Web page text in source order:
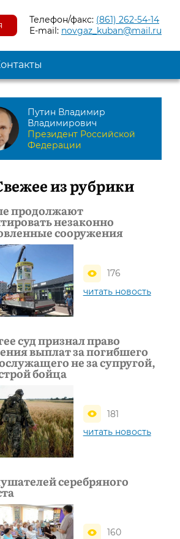
Телефон/факс: (861) 262-54-14
E-mail: novgaz_kuban@mail.ru
Путин Владимир
Владимирович
Президент Российской
Федерации
из рубрики
продолжают
незаконно
сооружения
176
читать новость
суд признал право
выплат за погибшего
не за супругой,
бойца
181
читать новость
серебряного
160